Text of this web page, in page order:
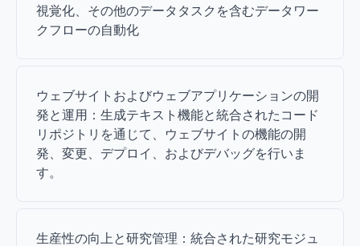
視覚化、その他のデータタスクを含むデータワー
クフローの自動化
ウェブサイトおよびウェブアプリケーションの開
発と運用：生成テキスト機能と統合されたコード
リポジトリを通じて、ウェブサイトの機能の開
発、変更、デプロイ、およびデバッグを行いま
す。
生産性の向上と研究管理：統合された研究モジュ